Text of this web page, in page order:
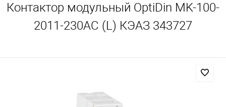
Контактор модульный OptiDin MK-100-
2011-230AC (L) КЭАЗ 343727